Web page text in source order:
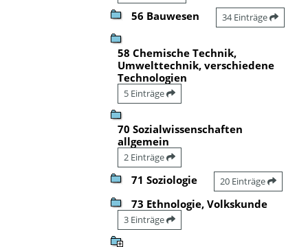
56 Bauwesen 34 Einträge
58 Chemische Technik,
Umwelttechnik, verschiedene
Technologien
5 Einträge
70 Sozialwissenschaften
allgemein
2 Einträge
71 Soziologie 20 Einträge
73 Ethnologie, Volkskunde
3 Einträge